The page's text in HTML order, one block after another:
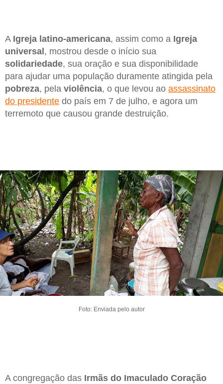
A Igreja latino-americana, assim como a Igreja
universal, mostrou desde o início sua
solidariedade, sua oração e sua disponibilidade
para ajudar uma população duramente atingida pela
pobreza, pela violência, o que levou ao assassinato
do presidente do país em 7 de julho, e agora um
terremoto que causou grande destruição.
Foto: Enviada pelo autor
A congregação das Irmãs do Imaculado Coração